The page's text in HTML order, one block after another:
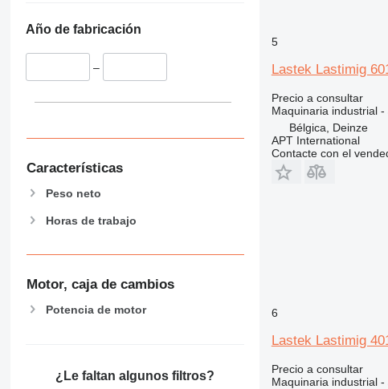
Año de fabricación
–
Características
Peso neto
Horas de trabajo
Motor, caja de cambios
Potencia de motor
¿Le faltan algunos filtros?
5
Lastek Lastimig
Precio a consultar
Maquinaria industrial
Bélgica, Deinze
APT International
Contacte con el
6
Lastek Lastimig
Precio a consultar
Maquinaria industrial